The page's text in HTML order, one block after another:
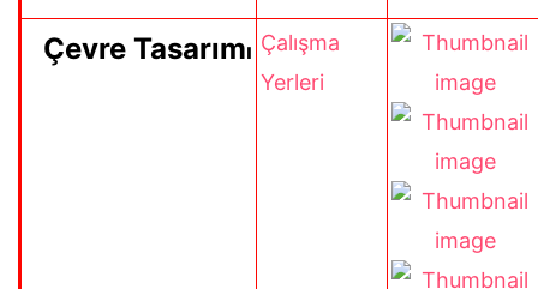
Çevre Tasarımı Çalışma
Yerleri